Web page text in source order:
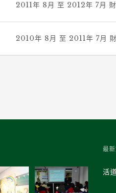
2011年 8月 至 2012年 7月
2010年 8月 至 2011年 7月
最